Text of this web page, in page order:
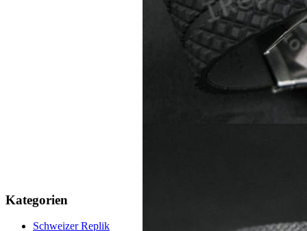
Kategorien
Schweizer Replik